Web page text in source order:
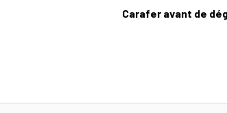
Carafer avant de